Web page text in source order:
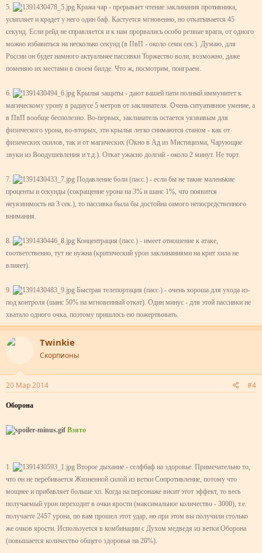
5.
Кража чар - прерывает чтение заклинания противника,
усыпляет и крадет у него один баф. Кастуется мгновенно, но откатывается 45
секунд. Если рейд не справляется и к нам прорвались особо резвые враги, от одного
можно избавиться на несколько секунд (в ПвП - около семи сек.). Думаю, для
России он будет намного актуальнее пассивки Торжество воли, возможно, даже
поменяю их местами в своем билде. Что ж, посмотрим, поиграем.
6.
Крылья защиты - дают вашей пати полный иммунитет к
магическому урону в радиусе 5 метров от заклинателя. Очень ситуативное умение, а
в ПвП вообще бесполезно. Во-первых, заклинатель остается уязвивым для
физического урона, во-вторых, эти крылья легко снимаются станом - как от
физических скилов, так и от магических (Окно в Ад из Мистицизма, Чарующие
звуки из Воодушевления и т.д.). Откат ужасно долгий - около 2 минут. Не торт.
7.
Подавление боли (пасс.) - если бы не такие маленькие
проценты и секунды (сокращение урона на 3% и шанс 1%, что появится
неуязвимость на 3 сек.), то пассивка была бы достойна самого непосредственного
внимания.
8.
Концентрация (пасс.) - имеет отношение к атаке,
соответственно, тут не нужна (критический урон заклинаниями на крит хила не
влияет).
9.
Быстрая телепортация (пасс.) - очень хороша для ухода из-
под контроля (шанс 50% на мгновенный откат). Один минус - для этой пассивки не
хватало одного очка, поэтому пришлось ею пожертвовать.
Twinkie
Скорпионы
20 Мар 2014 #4
Оборона
Взято
1.
Второе дыхание - селфбаф на здоровье. Примечательно то,
что он не перебивается Жизненной силой из ветки Сопротивление, потому что
мощнее и прибавляет больше хп. Когда на персонаже висит этот эффект, то весь
получаемый урон переходит в очки ярости (максимальное количество - 3000), т.е.
получаете 2457 урона, по вам прошел этот удар, но при этом вы получили столько
же очков ярости. Используется в комбинации с Духом медведя из ветки Оборона
(повышается количество общего здоровья на 20%).